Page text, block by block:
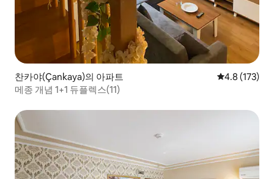
찬카야(Çankaya)의 아파트 평점 4.8점(5
4.8 (173)
메종 개념 1+1 듀플렉스(11)